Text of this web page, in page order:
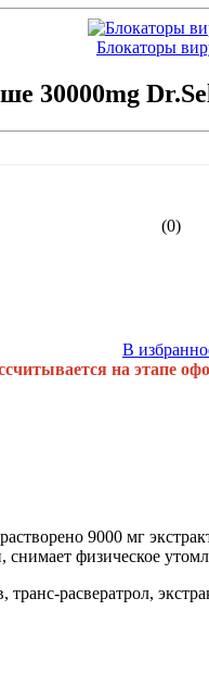
Блокаторы
30000mg
(0)
В
на этапе
9000 мг
физическое
расвератрол,